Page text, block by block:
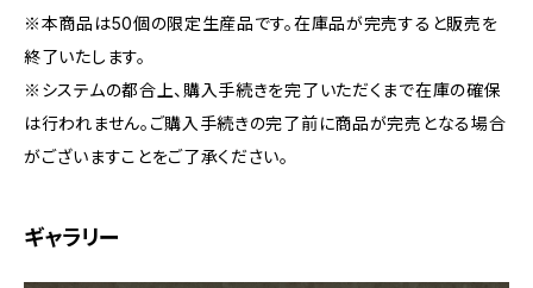
※本商品は50個の限定生産品です。在庫品が完売すると販売を
終了いたします。
※システムの都合上、購入手続きを完了いただくまで在庫の確保
は行われません。ご購入手続きの完了前に商品が完売となる場合
がございますことをご了承ください。
ギャラリー